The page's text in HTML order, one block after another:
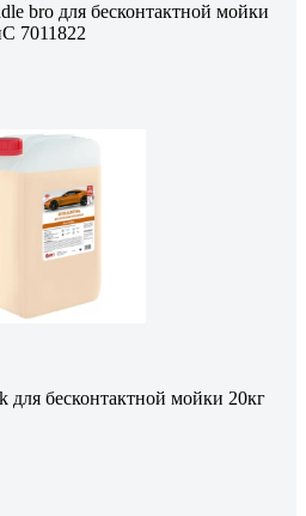
bro для бесконтактной мойки
7011822
бесконтактной мойки 20кг